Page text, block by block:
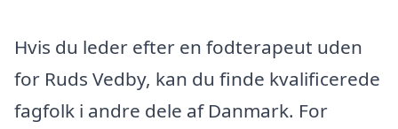
Hvis du leder efter en fodterapeut uden
for Ruds Vedby, kan du finde kvalificerede
fagfolk i andre dele af Danmark. For